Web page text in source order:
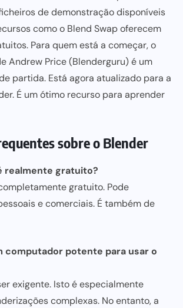
de demonstração disponíveis
como o Blend Swap oferecem
Para quem está a começar, o
Andrew Price (Blenderguru) é um
partida. Está agora atualizado para a
É um ótimo recurso para aprender
sobre o Blender
realmente gratuito?
gratuito. Pode
e comerciais. É também de
computador potente para usar o
exigente. Isto é especialmente
complexas. No entanto, a